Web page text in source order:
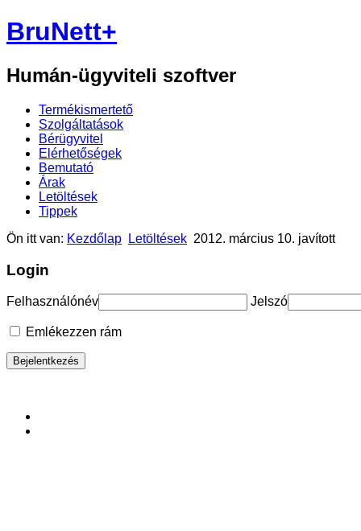
BruNett+
Humán-ügyviteli szoftver
Termékismertető
Szolgáltatások
Bérügyvitel
Elérhetőségek
Bemutató
Árak
Letöltések
Tippek
Ön itt van: Kezdőlap Letöltések 2012. március 10. javított
Login
Felhasználónév Jelszó
Emlékezzen rám